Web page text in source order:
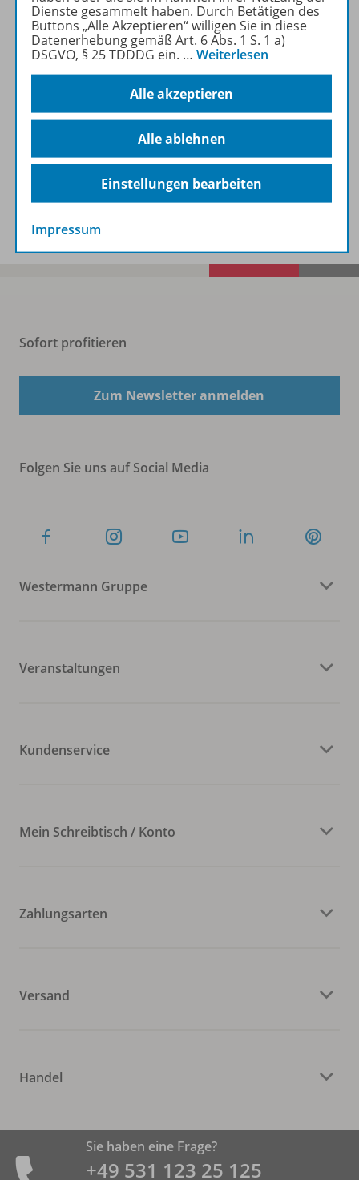
Informationen
Spar-Pakete
Sofort profitieren
Zum Newsletter anmelden
Folgen Sie uns auf Social Media
Westermann Gruppe
Veranstaltungen
Kundenservice
Mein Schreibtisch / Konto
Zahlungsarten
Versand
Handel
Sie haben eine Frage?
+49 531 ­123 25 125
Dienste gesammelt haben. Durch Betätigen des
Buttons „Alle Akzeptieren“ willigen Sie in diese
Datenerhebung gemäß Art. 6 Abs. 1 S. 1 a)
DSGVO, § 25 TDDDG ein. … Weiterlesen
Alle akzeptieren
Alle ablehnen
Einstellungen bearbeiten
Impressum